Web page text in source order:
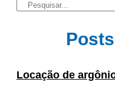
Locação de